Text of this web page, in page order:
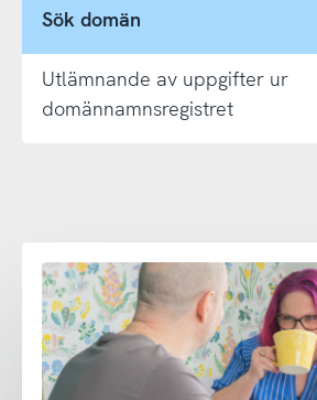
Sök domän
Utlämnande av uppgifter ur
domännamnsregistret